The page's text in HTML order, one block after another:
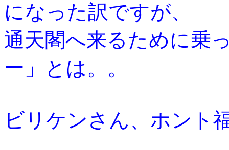
になった訳ですが、
通天閣へ来るために乗
ー」とは。。
ビリケンさん、ホント